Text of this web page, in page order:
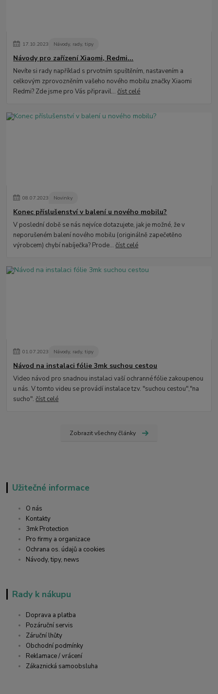
17.10.2023 Návody, rady, tipy
Návody pro zařízení Xiaomi, Redmi...
Nevíte si rady například s prvotním spuštěním, nastavením a
celkovým zprovozněním vašeho nového mobilu značky Xiaomi
Redmi? Zde jsme pro Vás připravil...číst celé
08.07.2023 Novinky
Konec příslušenství v balení u nového mobilu?
V poslední době se nás nejvíce dotazujete, jak je možné, že v
neporušeném balení nového mobilu (originálně zapečetěno
výrobcem) chybí nabíječka? Prode...číst celé
01.07.2023 Návody, rady, tipy
Návod na instalaci fólie 3mk suchou cestou
Video návod pro snadnou instalaci vaší ochranné fólie zakoupenou
u nás. V tomto videu se provádí instalace tzv. "suchou cestou","na
sucho".číst celé
Zobrazit všechny články
Užitečné informace
O nás
Kontakty
3mk Protection
Pro firmy a organizace
Ochrana os. údajů a cookies
Návody, tipy, news
Rady k nákupu
Doprava a platba
Pozáruční servis
Záruční lhůty
Obchodní podmínky
Reklamace / vrácení
Zákaznická samoobsluha